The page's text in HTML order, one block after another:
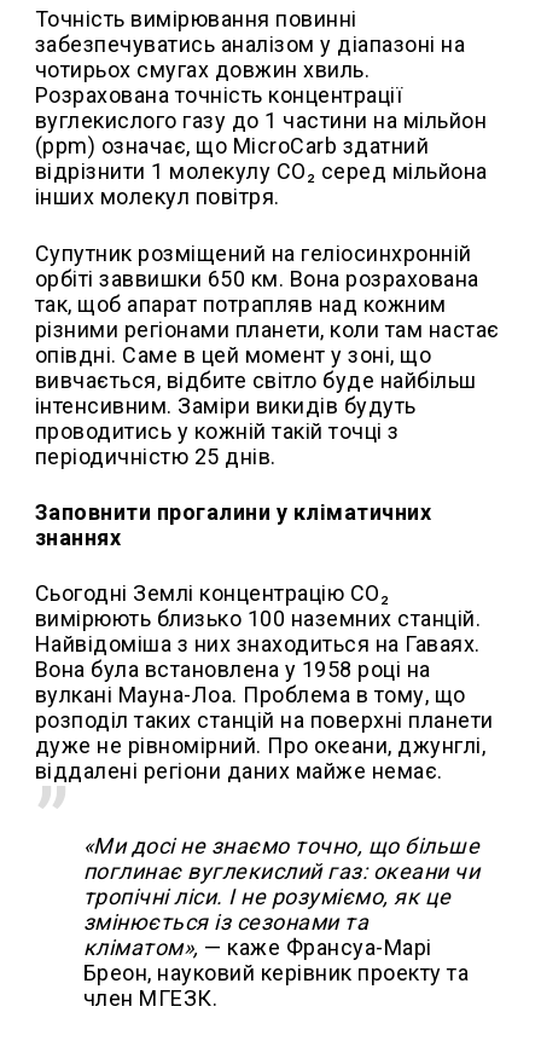
Точність вимірювання повинні
забезпечуватись аналізом у діапазоні на
чотирьох смугах довжин хвиль.
Розрахована точність концентрації
вуглекислого газу до 1 частини на мільйон
(ppm) означає, що MicroCarb здатний
відрізнити 1 молекулу CO₂ серед мільйона
інших молекул повітря.
Супутник розміщений на геліосинхронній
орбіті заввишки 650 км. Вона розрахована
так, щоб апарат потрапляв над кожним
різними регіонами планети, коли там настає
опівдні. Саме в цей момент у зоні, що
вивчається, відбите світло буде найбільш
інтенсивним. Заміри викидів будуть
проводитись у кожній такій точці з
періодичністю 25 днів.
Заповнити прогалини у кліматичних
знаннях
Сьогодні Землі концентрацію CO₂
вимірюють близько 100 наземних станцій.
Найвідоміша з них знаходиться на Гаваях.
Вона була встановлена у 1958 році на
вулкані Мауна-Лоа. Проблема в тому, що
розподіл таких станцій на поверхні планети
дуже не рівномірний. Про океани, джунглі,
віддалені регіони даних майже немає.
«Ми досі не знаємо точно, що більше
поглинає вуглекислий газ: океани чи
тропічні ліси. І не розуміємо, як це
змінюється із сезонами та
кліматом», — каже Франсуа-Марі
Бреон, науковий керівник проекту та
член МГЕЗК.